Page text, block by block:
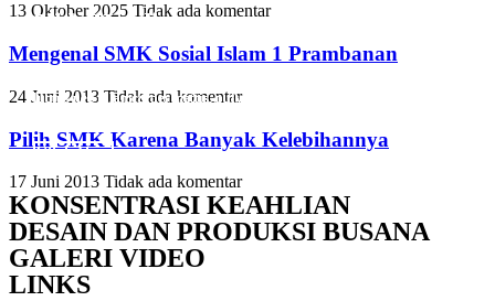
Slide Heading
luctus nec ullamcorper mattis, pulvinar dapibus leo.
Click Here
Slide Heading
luctus nec ullamcorper mattis, pulvinar dapibus leo.
Click Here
Slide Heading
luctus nec ullamcorper mattis, pulvinar dapibus leo.
Click Here
13 Oktober 2025 Tidak ada komentar
Mengenal SMK Sosial Islam 1 Prambanan
24 Juni 2013 Tidak ada komentar
Pilih SMK Karena Banyak Kelebihannya
17 Juni 2013 Tidak ada komentar
KONSENTRASI KEAHLIAN
DESAIN DAN PRODUKSI BUSANA
GALERI VIDEO
LINKS